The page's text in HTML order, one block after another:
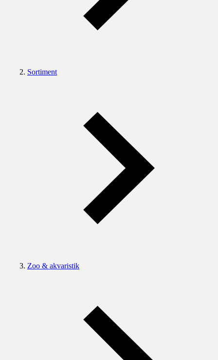
Sortiment
Zoo & akvaristik